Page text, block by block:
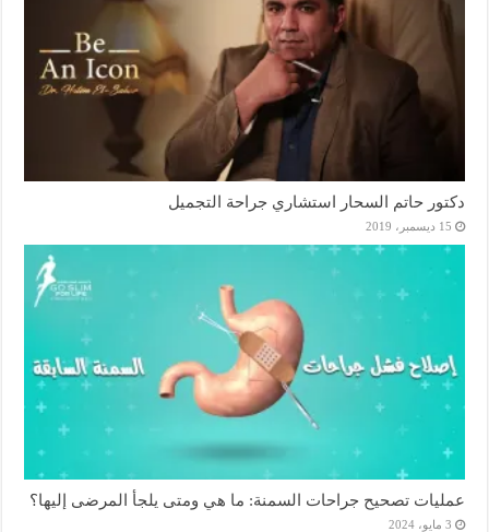
دكتور حاتم السحار استشاري جراحة التجميل
15 ديسمبر، 2019
عمليات تصحيح جراحات السمنة: ما هي ومتى يلجأ المرضى إليها؟
3 مايو، 2024